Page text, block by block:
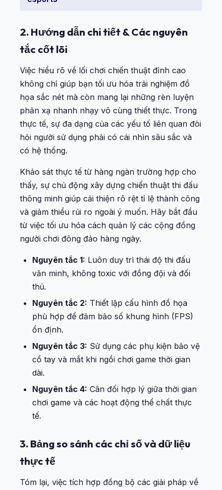
2. Hướng dẫn chi tiết & Các nguyên
tắc cốt lõi
Việc hiểu rõ về lối chơi chiến thuật đỉnh cao
không chỉ giúp bạn tối ưu hóa trải nghiệm đồ
họa sắc nét mà còn mang lại những rèn luyện
phản xạ nhanh nhạy vô cùng thiết thực. Trong
thực tế, sự đa dạng của các yếu tố liên quan đòi
hỏi người sử dụng phải có cái nhìn sâu sắc và
có hệ thống.
Khảo sát thực tế từ hàng ngàn trường hợp cho
thấy, sự chủ động xây dựng chiến thuật thi đấu
thông minh giúp cải thiện rõ rệt tỉ lệ thành công
và giảm thiểu rủi ro ngoài ý muốn. Hãy bắt đầu
từ việc tối ưu hóa cách quản lý các cộng đồng
người chơi đông đảo hàng ngày.
Nguyên tắc 1: Luôn duy trì thái độ thi đấu
văn minh, không toxic với đồng đội và đối
thủ.
Nguyên tắc 2: Thiết lập cấu hình đồ họa
phù hợp để đảm bảo số khung hình (FPS)
ổn định.
Nguyên tắc 3: Sử dụng các phụ kiện bảo vệ
cổ tay và mắt khi ngồi chơi game thời gian
dài.
Nguyên tắc 4: Cân đối hợp lý giữa thời gian
chơi game và các hoạt động thể chất thực
tế.
3. Bảng so sánh các chỉ số và dữ liệu
thực tế
Tóm lại, việc tích hợp đồng bộ các giải pháp về